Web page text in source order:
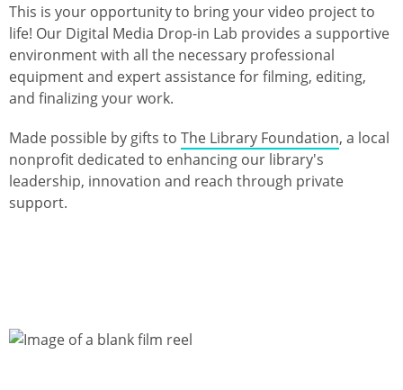
This is your opportunity to bring your video project to
life! Our Digital Media Drop-in Lab provides a supportive
environment with all the necessary professional
equipment and expert assistance for filming, editing,
and finalizing your work.
Made possible by gifts to The Library Foundation, a local
nonprofit dedicated to enhancing our library's
leadership, innovation and reach through private
support.